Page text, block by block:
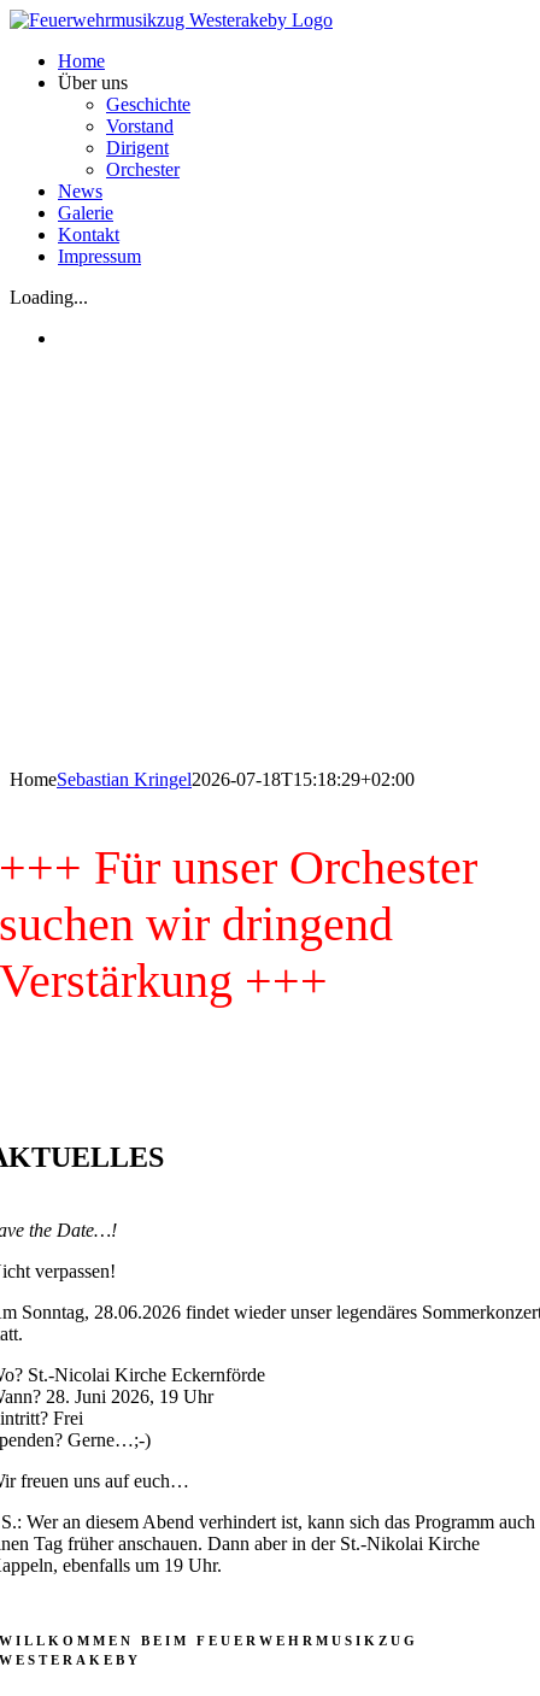
Zum
springenHome
Über uns
Geschichte
Vorstand
Dirigent
Orchester
News
Galerie
Kontakt
Impressum
Loading...
HomeSebastian Kringel2026-07-18T15:18:29+02:00
+++ Für unser Orchester
suchen wir dringend
Verstärkung +++
the Date…!
verpassen!
Sonntag, 28.06.2026 findet wieder unser legendäres
St.-Nicolai Kirche Eckernförde
28. Juni 2026, 19 Uhr
Frei
Gerne…;-)
freuen uns auf euch…
Wer an diesem Abend verhindert ist, kann sich das Programm auch
Tag früher anschauen. Dann aber in der St.-Nikolai Kirche
ebenfalls um 19 Uhr.
WILLKOMMEN BEIM FEUERWEHRMUSIKZUG
WESTERAKEBY